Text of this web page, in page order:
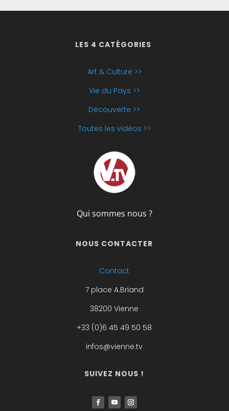
LES 4 CATÉGORIES
Art & Culture >>
Vie du Pays >>
Découverte >>
Toutes les vidéos >>
Qui sommes nous ?
NOUS CONTACTER
Contact
7 place A.Briand
38200 Vienne
+33 (0)6 45 49 50 58
infos@vienne.tv
SUIVEZ NOUS !